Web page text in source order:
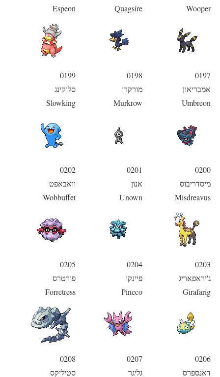
Wooper
Quagsire
Espeon
0197
אמבריאון
Umbreon
0198
מורקרו
Murkrow
0199
סלוקינג
Slowking
0200
מיסדריבוס
Misdreavus
0201
אנון
Unown
0202
וואבאפט
Wobbuffet
0203
ג'יראפאריג
Girafarig
0204
פיינקו
Pineco
0205
פורטרס
Forretress
0206
דאנספרס
0207
גליגר
0208
סטיליקס